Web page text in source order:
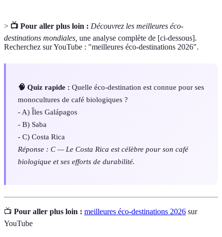
> 📺 Pour aller plus loin : Découvrez les meilleures éco-
destinations mondiales, une analyse complète de [ci-dessous].
Recherchez sur YouTube : "meilleures éco-destinations 2026".
🧠 Quiz rapide : Quelle éco-destination est connue pour ses
monocultures de café biologiques ?
- A) Îles Galápagos
- B) Saba
- C) Costa Rica
Réponse : C — Le Costa Rica est célèbre pour son café
biologique et ses efforts de durabilité.
📺 Pour aller plus loin : meilleures éco-destinations 2026 sur
YouTube